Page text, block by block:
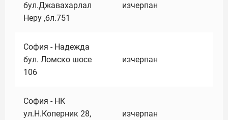
бул.Джавахарлал
Неру ,бл.751
изчерпан
София - Надежда
бул. Ломско шосе
106
изчерпан
София - НК
ул.Н.Коперник 28,
изчерпан